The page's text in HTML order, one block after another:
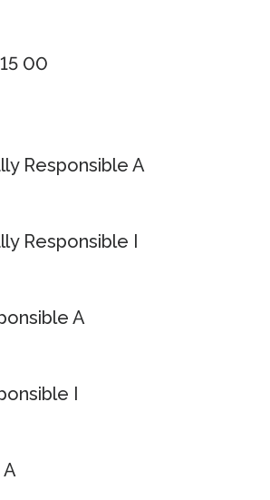
00
Responsible A
Responsible I
A
I